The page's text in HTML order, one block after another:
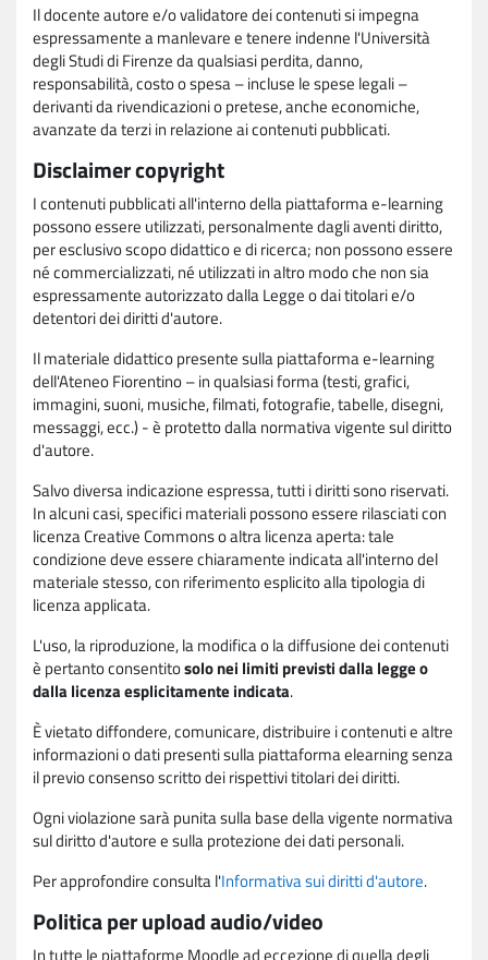
Il docente autore e/o validatore dei contenuti si impegna
espressamente a manlevare e tenere indenne l'Università
degli Studi di Firenze da qualsiasi perdita, danno,
responsabilità, costo o spesa – incluse le spese legali –
derivanti da rivendicazioni o pretese, anche economiche,
avanzate da terzi in relazione ai contenuti pubblicati.
Disclaimer copyright
I contenuti pubblicati all'interno della piattaforma e-learning
possono essere utilizzati, personalmente dagli aventi diritto,
per esclusivo scopo didattico e di ricerca; non possono essere
né commercializzati, né utilizzati in altro modo che non sia
espressamente autorizzato dalla Legge o dai titolari e/o
detentori dei diritti d'autore.
Il materiale didattico presente sulla piattaforma e-learning
dell'Ateneo Fiorentino – in qualsiasi forma (testi, grafici,
immagini, suoni, musiche, filmati, fotografie, tabelle, disegni,
messaggi, ecc.) - è protetto dalla normativa vigente sul diritto
d'autore.
Salvo diversa indicazione espressa, tutti i diritti sono riservati.
In alcuni casi, specifici materiali possono essere rilasciati con
licenza Creative Commons o altra licenza aperta: tale
condizione deve essere chiaramente indicata all'interno del
materiale stesso, con riferimento esplicito alla tipologia di
licenza applicata.
L'uso, la riproduzione, la modifica o la diffusione dei contenuti
è pertanto consentitosolo nei limiti previsti dalla legge o
dalla licenza esplicitamente indicata.
È vietato diffondere, comunicare, distribuire i contenuti e altre
informazioni o dati presenti sulla piattaforma elearning senza
il previo consenso scritto dei rispettivi titolari dei diritti.
Ogni violazione sarà punita sulla base della vigente normativa
sul diritto d'autore e sulla protezione dei dati personali.
Per approfondire consulta l'Informativa sui diritti d'autore.
Politica per upload audio/video
In tutte le piattaforme Moodle ad eccezione di quella degli